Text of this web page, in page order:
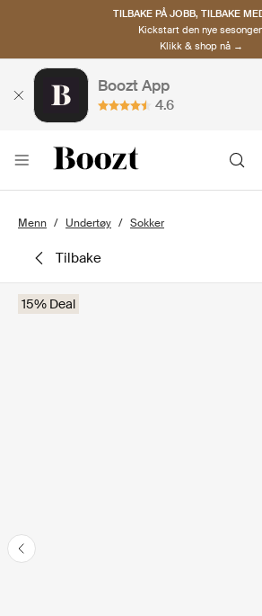
TILBAKE PÅ JOBB, TILBAKE
Kickstart den nye
Klikk & shop nå →
Boozt App
4.6
Menn Undertøy Sokker
tilbake
15% Deal